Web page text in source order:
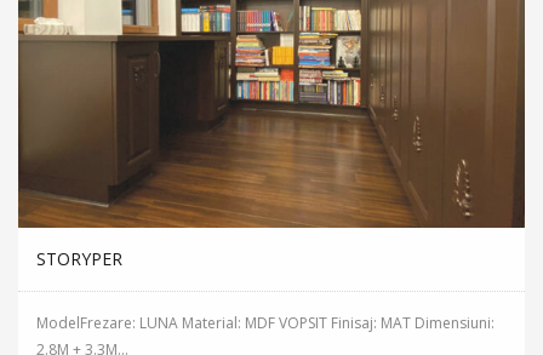
STORYPER
ModelFrezare: LUNA Material: MDF VOPSIT Finisaj: MAT Dimensiuni:
2.8M + 3.3M...